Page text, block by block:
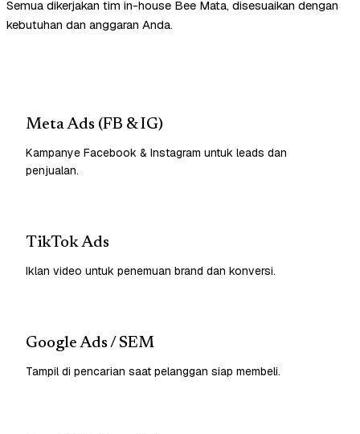
Semua dikerjakan tim in-house Bee Mata, disesuaikan dengan
kebutuhan dan anggaran Anda.
Meta Ads (FB & IG)
Kampanye Facebook & Instagram untuk leads dan
penjualan.
TikTok Ads
Iklan video untuk penemuan brand dan konversi.
Google Ads / SEM
Tampil di pencarian saat pelanggan siap membeli.